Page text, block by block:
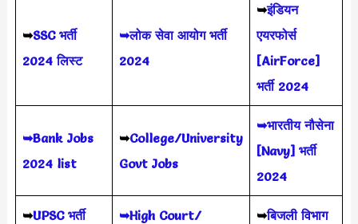
➥SSC भर्ती
2024 लिस्ट
➥लोक सेवा आयोग भर्ती
2024
➥इंडियन
एयरफोर्स
[AirForce]
भर्ती 2024
➥Bank Jobs
2024 list
➥College/University
Govt Jobs
➥भारतीय नौसेना
[Navy] भर्ती
2024
➥UPSC भर्ती
➥High Court/
➥बिजली विभाग